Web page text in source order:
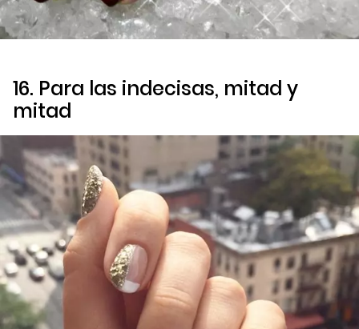
16. Para las indecisas, mitad y
mitad